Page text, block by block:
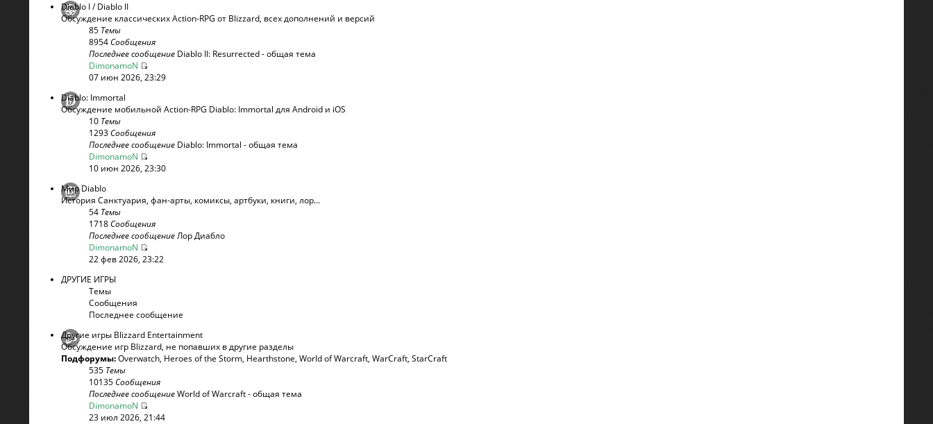
Diablo I / Diablo II
Обсуждение классических Action-RPG от Blizzard, всех дополнений и версий
85 Темы
8954Сообщения
Последнее сообщение Diablo II: Resurrected - общая тема
DimonamoN
07 июн 2026, 23:29
Diablo: Immortal
Обсуждение мобильной Action-RPG Diablo: Immortal для Android и iOS
10 Темы
1293Сообщения
Последнее сообщение Diablo: Immortal - общая тема
DimonamoN
10 июн 2026, 23:30
Мир Diablo
История Санктуария, фан-арты, комиксы, артбуки, книги, лор...
54 Темы
1718Сообщения
Последнее сообщениеЛор Диабло
DimonamoN
22 фев 2026, 23:22
ДРУГИЕ ИГРЫ
Темы
Сообщения
Последнее сообщение
Другие игры Blizzard Entertainment
Обсуждение игр Blizzard, не попавших в другие разделы
Подфорумы:Overwatch, Heroes of the Storm, Hearthstone, World of Warcraft, WarСraft, StarCraft
535 Темы
10135Сообщения
Последнее сообщениеWorld of Warcraft - общая тема
DimonamoN
23 июл 2026, 21:44